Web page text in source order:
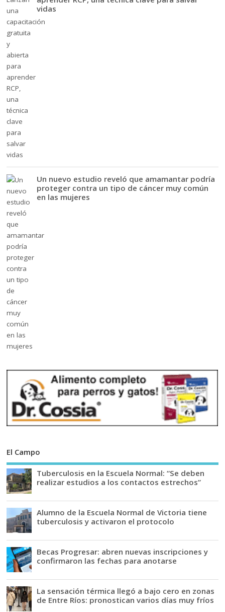
vidas
Un nuevo estudio reveló que amamantar podría
proteger contra un tipo de cáncer muy común
en las mujeres
El Campo
Tuberculosis en la Escuela Normal: “Se deben
realizar estudios a los contactos estrechos”
Alumno de la Escuela Normal de Victoria tiene
tuberculosis y activaron el protocolo
Becas Progresar: abren nuevas inscripciones y
confirmaron las fechas para anotarse
La sensación térmica llegó a bajo cero en zonas
de Entre Ríos: pronostican varios días muy fríos